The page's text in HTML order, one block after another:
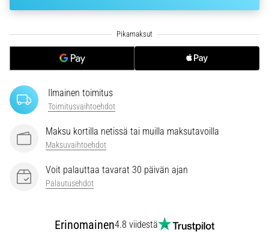
hoito
ennaltaehkäisy
polvi,
eli
iliotibiaalisen
jänteen
(ITBS),
on
yleinen
Ilmainen toimitus
Toimitusvaihtoehdot
Maksu kortilla netissä tai muilla maksutavoilla
Maksuvaihtoehdot
Voit palauttaa tavarat 30 päivän ajan
Palautusehdot
Erinomainen4.8 viidestä